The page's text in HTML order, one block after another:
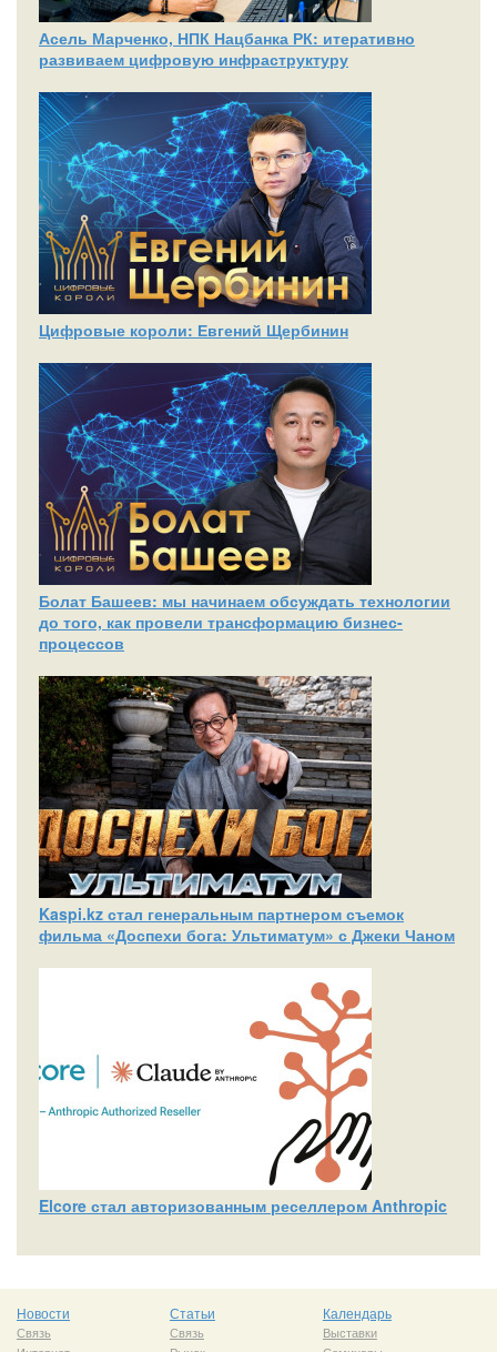
Асель Марченко, НПК Нацбанка РК: итеративно
развиваем цифровую инфраструктуру
Цифровые короли: Евгений Щербинин
Болат Башеев: мы начинаем обсуждать технологии
до того, как провели трансформацию бизнес-
процессов
Kaspi.kz стал генеральным партнером съемок
фильма «Доспехи бога: Ультиматум» с Джеки Чаном
Elcore стал авторизованным реселлером Anthropic
Новости
Связь
Статьи
Связь
Календарь
Выставки